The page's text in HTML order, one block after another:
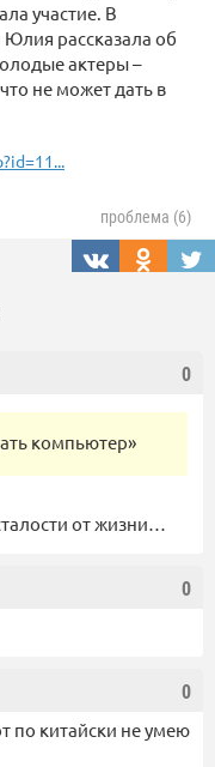
участие. В
рассказала об
актеры –
не может дать в
проблема (6)
0
компьютер»
от жизни…
0
0
по китайски не умею